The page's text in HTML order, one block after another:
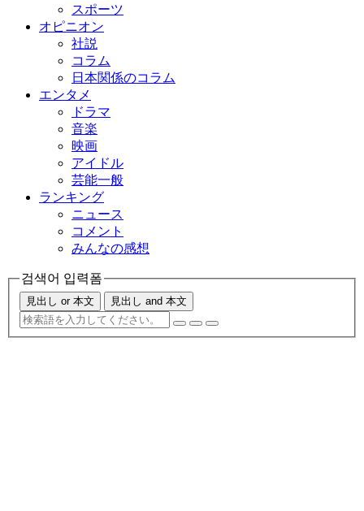
スポーツ
オピニオン
社説
コラム
日本関係のコラム
エンタメ
ドラマ
音楽
映画
アイドル
芸能一般
ランキング
ニュース
コメント
みんなの感想
검색어 입력폼
見出し or 本文 見出し and 本文